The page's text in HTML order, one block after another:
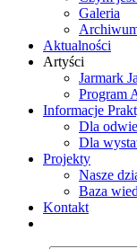
Galeria
Aktualności
Artyści
Jarmark
Program
Informacje
Dla
Dla
Projekty
Nasze
Baza
Kontakt